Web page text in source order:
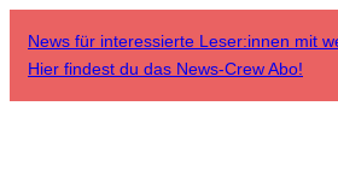
News für interessierte Leser:innen mit
Hier findest du das News-Crew Abo!